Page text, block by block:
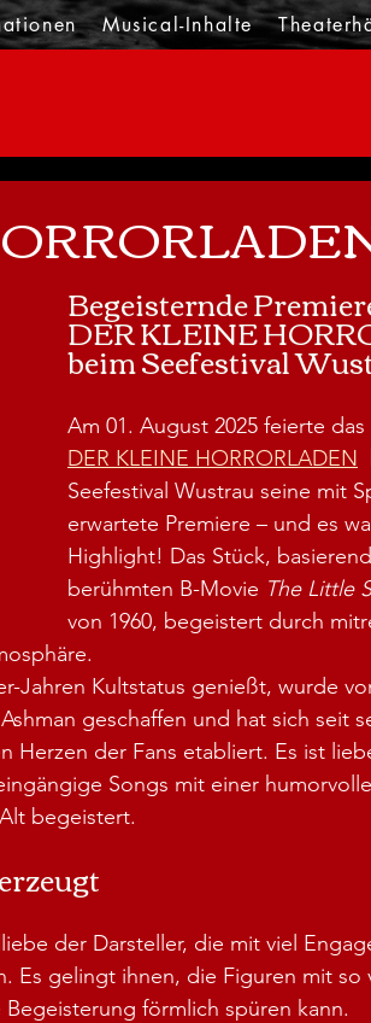
Musical-Inhalte
Begeisternde
DER KLEINE
beim Seefestival
Am 01. August 2025 feierte das
DER KLEINE HORRORLADEN
Seefestival Wustrau seine mit
erwartete Premiere – und es
Highlight! Das Stück,
berühmten B-Movie The Little
von 1960, begeistert durch
Jahren Kultstatus genießt, wurde
geschaffen und hat sich seit
Herzen der Fans etabliert. Es ist
Songs mit einer
begeistert.
der Darsteller, die mit viel
Es gelingt ihnen, die Figuren mit so
förmlich spüren kann.